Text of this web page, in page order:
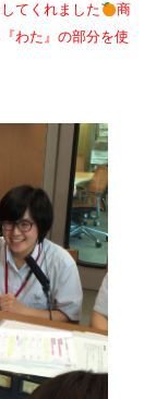
てくれました
商
わた』の部分を使